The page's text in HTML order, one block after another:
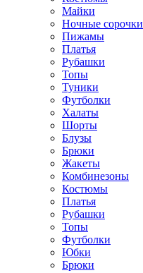
Майки
Ночные сорочки
Пижамы
Платья
Рубашки
Топы
Туники
Футболки
Халаты
Шорты
Блузы
Брюки
Жакеты
Комбинезоны
Костюмы
Платья
Рубашки
Топы
Футболки
Юбки
Брюки